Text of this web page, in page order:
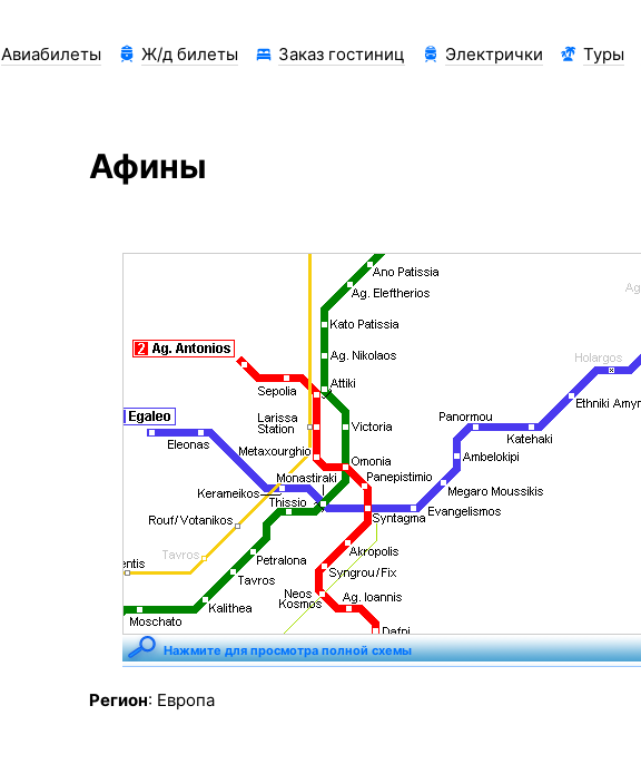
Авиабилеты Ж/д билеты Заказ гостиниц Электрички Туры
Афины
Нажмите для просмотра полной схемы
Регион: Европа